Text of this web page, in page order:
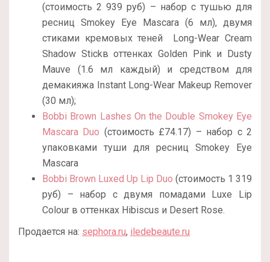
(стоимость 2 939 руб) – набор с тушью для
ресниц Smokey Eye Mascara (6 мл), двумя
стиками кремовых теней
Long-Wear Cream
Shadow Stickв оттенках Golden Pink и Dusty
Mauve (1.6 мл каждый) и средством для
демакияжа Instant Long-Wear Makeup Remover
(30 мл);
Bobbi Brown Lashes On the Double Smokey Eye
Mascara Duo (стоимость £74.17) – набор с 2
упаковками туши для ресниц Smokey Eye
Mascara
Bobbi Brown Luxed Up Lip Duo (стоимость 1 319
руб) – набор с двумя помадами Luxe Lip
Colour в оттенках Hibiscus и Desert Rose.
Продается на: sephora.ru, iledebeaute.ru